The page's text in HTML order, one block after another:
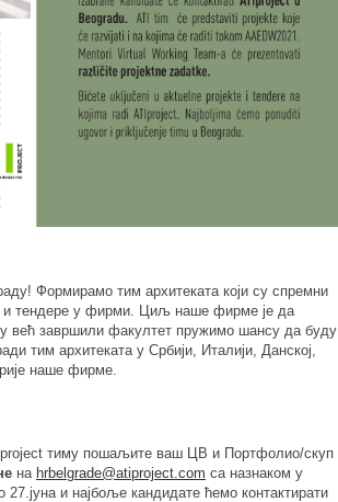
Формирамо тим архитеката који су спремни
и тендере у фирми. Циљ наше фирме је да
већ завршили факултет пружимо шансу да буду
тим архитеката у Србији, Италији, Данској,
наше фирме.
тиму пошаљите ваш ЦВ и Портфолио/скуп
на hrbelgrade@atiproject.com са назнаком у
и најбоље кандидате ћемо контактирати